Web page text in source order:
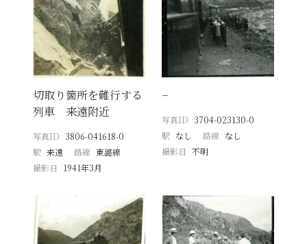
切取り箇所を難行する
列車 来遠附近
写真ID 3806-041618-0
駅 来遠 路線 東潞線
撮影日
1941年3月
−
写真ID 3704-023130-0
駅 なし 路線 なし
撮影日 不明